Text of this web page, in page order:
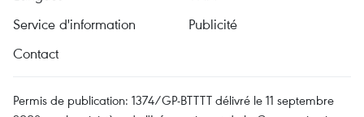
Service d'information
Publicité
Contact
Permis de publication: 1374/GP-BTTTT délivré le 11 septembre